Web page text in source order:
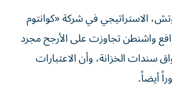
الاستراتيجي في شركة «كوانتوم
واشنطن تجاوزت على الأرجح مجرد
سندات الخزانة، وأن الاعتبارات
أيضاً.